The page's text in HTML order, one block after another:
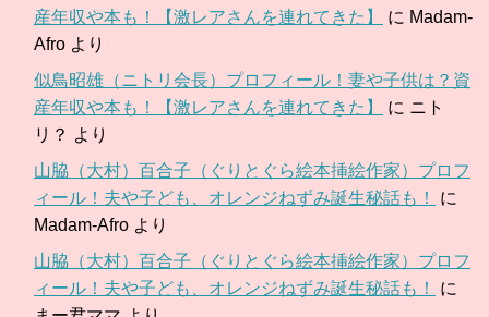
産年収や本も！【激レアさんを連れてきた】
に Madam-
Afro より
似鳥昭雄（ニトリ会長）プロフィール！妻や子供は？資
産年収や本も！【激レアさんを連れてきた】
に ニト
リ？ より
山脇（大村）百合子（ぐりとぐら絵本挿絵作家）プロフ
ィール！夫や子ども、オレンジねずみ誕生秘話も！
に
Madam-Afro より
山脇（大村）百合子（ぐりとぐら絵本挿絵作家）プロフ
ィール！夫や子ども、オレンジねずみ誕生秘話も！
に